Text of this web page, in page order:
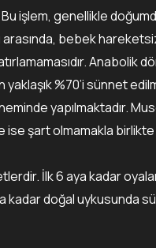
işlem, genellikle
arasında, bebek
Anabolik
yaklaşık %70’i sünnet
yapılmaktadır.
ise şart olmamakla
İlk 6 aya kadar
kadar doğal uykusunda